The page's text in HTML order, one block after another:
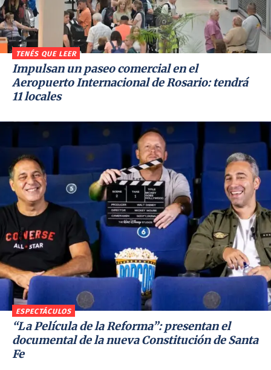
TENÉS QUE LEER
Impulsan un paseo comercial en el
Aeropuerto Internacional de Rosario: tendrá
11 locales
ESPECTÁCULOS
“La Película de la Reforma”: presentan el
documental de la nueva Constitución de Santa
Fe